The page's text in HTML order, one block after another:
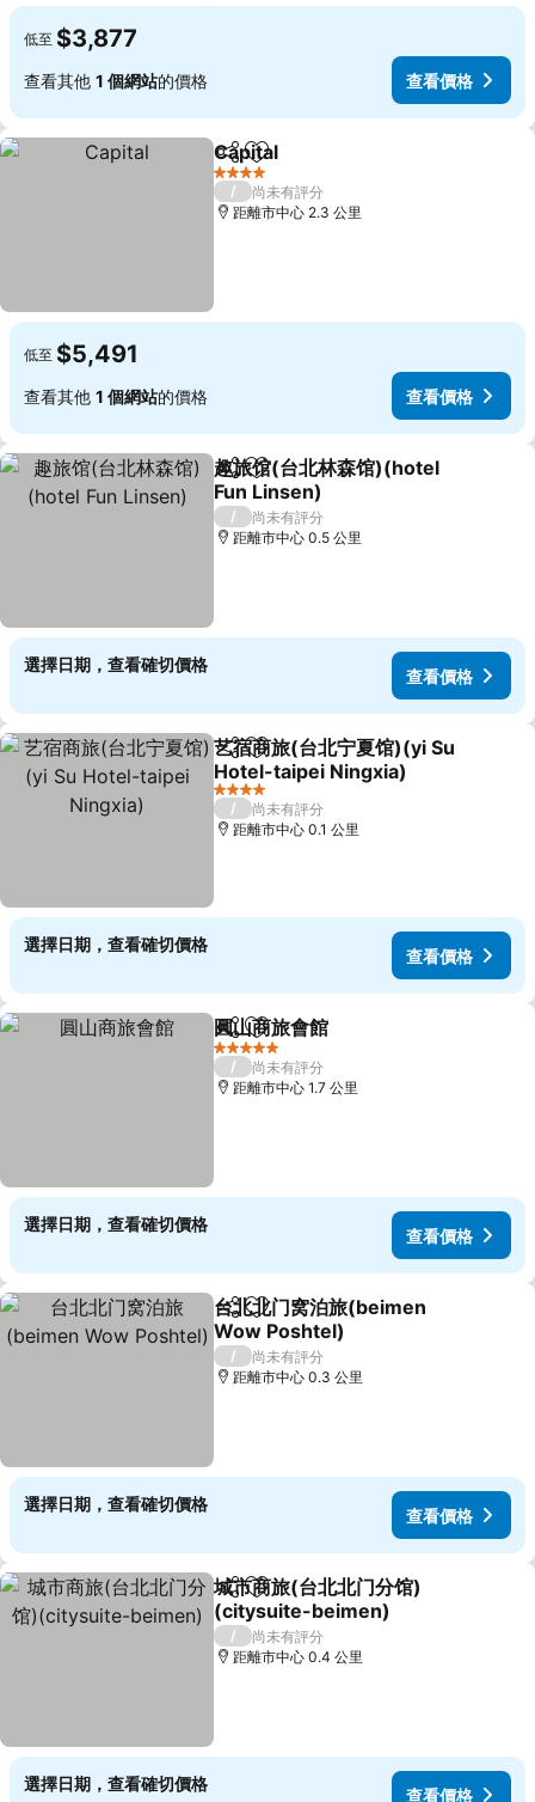
低至 $3,877
查看其他 1 個網站的價格 查看價格
分享 加入我的最愛
Capital
4 星級
/
尚未有評分
距離市中心 2.3 公里
低至 $5,491
查看其他 1 個網站的價格 查看價格
分享 加入我的最愛
趣旅馆(台北林森馆)(hotel
Fun Linsen)
/
尚未有評分
距離市中心 0.5 公里
選擇日期，查看確切價格
查看價格
分享 加入我的最愛
艺宿商旅(台北宁夏馆)(yi Su
Hotel-taipei Ningxia)
4 星級
/
尚未有評分
距離市中心 0.1 公里
選擇日期，查看確切價格
查看價格
分享 加入我的最愛
圓山商旅會館
5 星級
/
尚未有評分
距離市中心 1.7 公里
選擇日期，查看確切價格
查看價格
分享 加入我的最愛
台北北门窝泊旅(beimen
Wow Poshtel)
/
尚未有評分
距離市中心 0.3 公里
選擇日期，查看確切價格
查看價格
分享 加入我的最愛
城市商旅(台北北门分馆)
(citysuite-beimen)
/
尚未有評分
距離市中心 0.4 公里
選擇日期，查看確切價格
查看價格